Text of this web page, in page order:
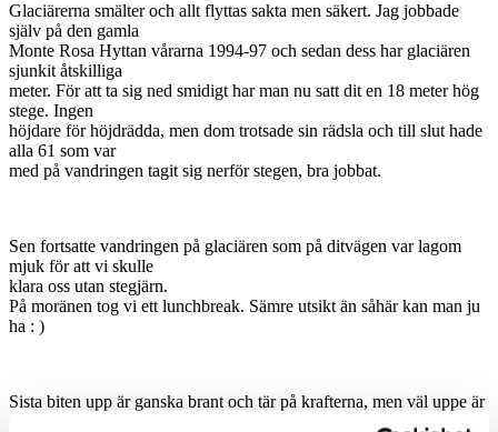
Glaciärerna smälter och allt flyttas sakta men säkert. Jag jobbade
själv på den gamla
Monte Rosa Hyttan vårarna 1994-97 och sedan dess har glaciären
sjunkit åtskilliga
meter. För att ta sig ned smidigt har man nu satt dit en 18 meter hög
stege. Ingen
höjdare för höjdrädda, men dom trotsade sin rädsla och till slut hade
alla 61 som var
med på vandringen tagit sig nerför stegen, bra jobbat.
Sen fortsatte vandringen på glaciären som på ditvägen var lagom
mjuk för att vi skulle
klara oss utan stegjärn.
På moränen tog vi ett lunchbreak. Sämre utsikt än såhär kan man ju
ha : )
Sista biten upp är ganska brant och tär på krafterna, men väl uppe är